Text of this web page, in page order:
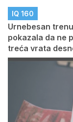
IQ 160
Urnebesan
pokazala da ne
treća vrata